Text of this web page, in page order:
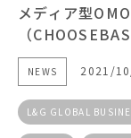
メディア型
（
NEWS 2021/
L&G GLOBAL